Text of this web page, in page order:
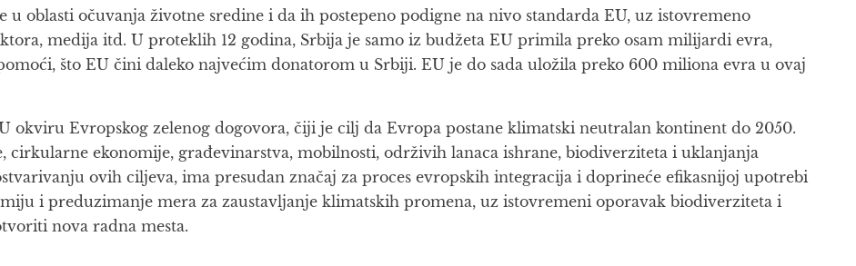
u oblasti očuvanja životne sredine i da ih postepeno podigne na nivo standarda EU, uz istovremeno
medija itd. U proteklih 12 godina, Srbija je samo iz budžeta EU primila preko osam milijardi evra,
što EU čini daleko najvećim donatorom u Srbiji. EU je do sada uložila preko 600 miliona evra u ovaj
okviru Evropskog zelenog dogovora, čiji je cilj da Evropa postane klimatski neutralan kontinent do 2050.
cirkularne ekonomije, građevinarstva, mobilnosti, održivih lanaca ishrane, biodiverziteta i uklanjanja
ovih ciljeva, ima presudan značaj za proces evropskih integracija i doprineće efikasnijoj upotrebi
i preduzimanje mera za zaustavljanje klimatskih promena, uz istovremeni oporavak biodiverziteta i
nova radna mesta.